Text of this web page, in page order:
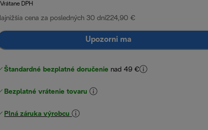
DPH
cena za posledných 30 dní224,90 €
Upozorni ma
Štandardné bezplatné doručenie nad 49 €
Bezplatné vrátenie tovaru
Plná záruka výrobcu